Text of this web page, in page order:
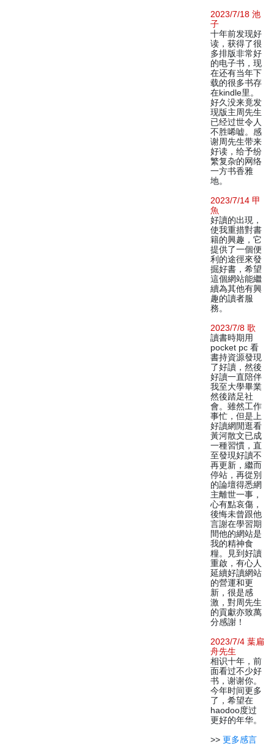
2023/7/18 池
子
十年前发现好
读，获得了很
多排版非常好
的电子书，现
在还有当年下
载的很多书存
在kindle里。
好久没来竟发
现版主周先生
已经过世令人
不胜唏嘘。感
谢周先生带来
好读，给予纷
繁复杂的网络
一方书香雅
地。
2023/7/14 甲
魚
好讀的出現，
使我重措對書
籍的興趣，它
提供了一個便
利的途徑來發
掘好書，希望
這個網站能繼
續為其他有興
趣的讀者服
務。
2023/7/8 歌
讀書時期用
pocket pc 看
書持資源發現
了好讀，然後
好讀一直陪伴
我至大學畢業
然後踏足社
會。雖然工作
事忙，但是上
好讀網閒逛看
黃河散文已成
一種習慣，直
至發現好讀不
再更新，繼而
停站，再從別
的論壇得悉網
主離世一事，
心有點哀傷，
後悔未曾跟他
言謝在學習期
間他的網站是
我的精神食
糧。見到好讀
重啟，有心人
延續好讀網站
的營運和更
新，很是感
激，對周先生
的貢獻亦致萬
分感謝！
2023/7/4 葉扁
舟先生
相识十年，前
面看过不少好
书，谢谢你。
今年时间更多
了，希望在
haodoo度过
更好的年华。
>> 更多感言